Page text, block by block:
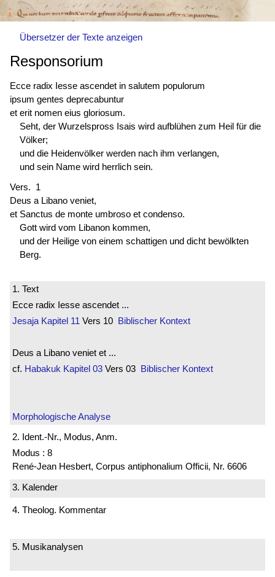
Übersetzer der Texte anzeigen
Responsorium
Ecce radix Iesse ascendet in salutem populorum
ipsum gentes deprecabuntur
et erit nomen eius gloriosum.
Seht, der Wurzelspross Isais wird aufblühen zum Heil für die
Völker;
und die Heidenvölker werden nach ihm verlangen,
und sein Name wird herrlich sein.
Vers. 1
Deus a Libano veniet,
et Sanctus de monte umbroso et condenso.
Gott wird vom Libanon kommen,
und der Heilige von einem schattigen und dicht bewölkten
Berg.
1. Text
Ecce radix Iesse ascendet ...
Jesaja Kapitel 11 Vers 10 Biblischer Kontext
Deus a Libano veniet et ...
cf. Habakuk Kapitel 03 Vers 03 Biblischer Kontext
Morphologische Analyse
2. Ident.-Nr., Modus, Anm.
Modus : 8
René-Jean Hesbert, Corpus antiphonalium Officii, Nr. 6606
3. Kalender
4. Theolog. Kommentar
5. Musikanalysen